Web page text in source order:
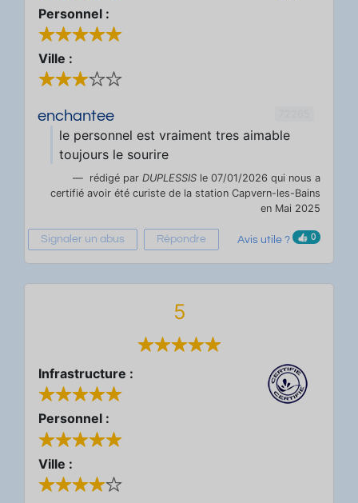
Personnel :
Ville :
enchantee
le personnel est vraiment tres aimable
toujours le sourire
rédigé par DUPLESSIS le 07/01/2026 qui nous a
certifié avoir été curiste de la station Capvern-les-Bains
en Mai 2025
Signaler un abus Répondre Avis utile ? 0
5
Infrastructure :
Personnel :
Ville :